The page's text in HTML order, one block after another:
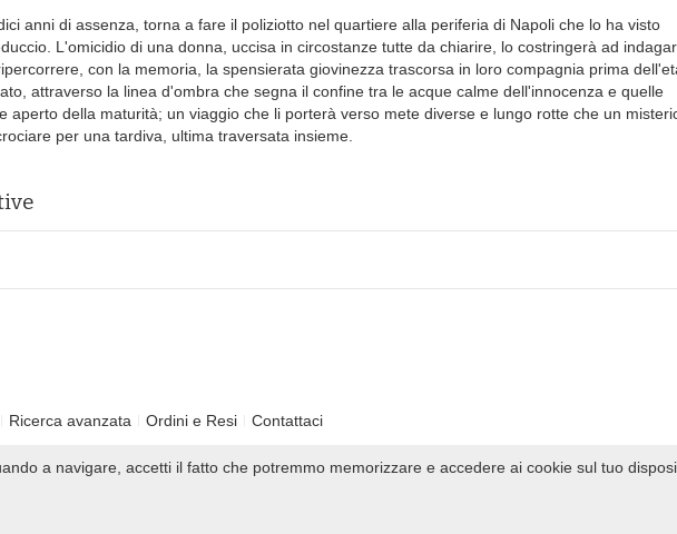
a navigare, accetti il fatto che potremmo memorizzare e accedere ai cookie sul tuo
anni di assenza, torna a fare il poliziotto nel quartiere alla periferia di Napoli che lo ha visto
L'omicidio di una donna, uccisa in circostanze tutte da chiarire, lo costringerà ad
con la memoria, la spensierata giovinezza trascorsa in loro compagnia prima
attraverso la linea d'ombra che segna il confine tra le acque calme dell'innocenza e quelle
aperto della maturità; un viaggio che li porterà verso mete diverse e lungo rotte che un
per una tardiva, ultima traversata insieme.
Ricerca avanzata Ordini e Resi Contattaci